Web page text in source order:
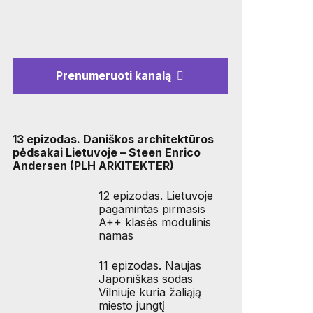
Prenumeruoti kanalą
13 epizodas. Daniškos architektūros
pėdsakai Lietuvoje – Steen Enrico
Andersen (PLH ARKITEKTER)
12 epizodas. Lietuvoje
pagamintas pirmasis
A++ klasės modulinis
namas
11 epizodas. Naujas
Japoniškas sodas
Vilniuje kuria žaliąją
miesto jungtį